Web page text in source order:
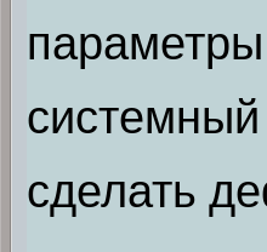
параметры
сделать